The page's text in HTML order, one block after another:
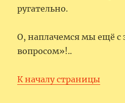
ругательно.
О, наплачемся мы ещё с
вопросом»!..
К началу страницы